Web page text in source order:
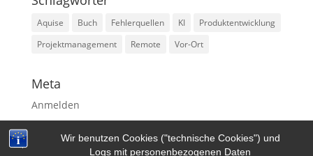
Wir benutzen Cookies ("technische Cookies") und
Logs mit personenbezogenen Daten
Aquise Buch Fehlerquellen KI
Produktentwicklung
Projektmanagement
Remote Vor-Ort
Meta
Anmelden
WordPress.org